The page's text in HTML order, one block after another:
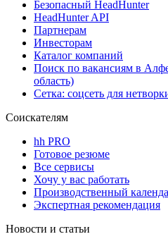
Безопасный HeadHunter
HeadHunter API
Партнерам
Инвесторам
Каталог компаний
Поиск по вакансиям в
область)
Сетка: соцсеть для
Соискателям
hh PRO
Готовое резюме
Все сервисы
Хочу у вас работать
Производственный
Экспертная рекомендация
Новости и статьи